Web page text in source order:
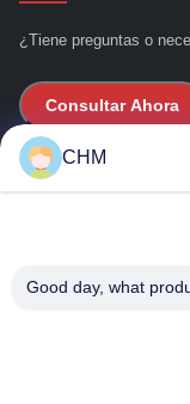
¿Tiene preguntas o
Consultar Ahora
Enlaces rápidos
Acerca de nosotros
CHM
Good day, what